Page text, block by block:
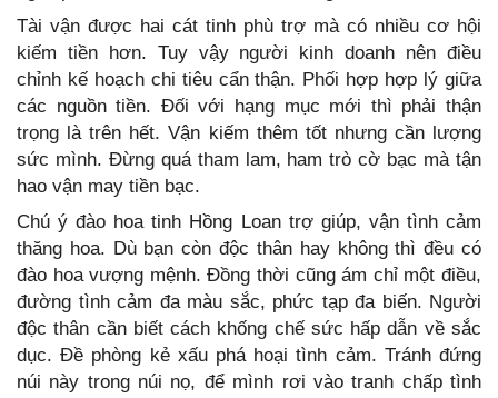
Tài vận được hai cát tinh phù trợ mà có nhiều cơ hội
kiếm tiền hơn. Tuy vậy người kinh doanh nên điều
chỉnh kế hoạch chi tiêu cẩn thận. Phối hợp hợp lý giữa
các nguồn tiền. Đối với hạng mục mới thì phải thận
trọng là trên hết. Vận kiếm thêm tốt nhưng cần lượng
sức mình. Đừng quá tham lam, ham trò cờ bạc mà tận
hao vận may tiền bạc.
Chú ý đào hoa tinh Hồng Loan trợ giúp, vận tình cảm
thăng hoa. Dù bạn còn độc thân hay không thì đều có
đào hoa vượng mệnh. Đồng thời cũng ám chỉ một điều,
đường tình cảm đa màu sắc, phức tạp đa biến. Người
độc thân cần biết cách khống chế sức hấp dẫn về sắc
dục. Đề phòng kẻ xấu phá hoại tình cảm. Tránh đứng
núi này trong núi nọ, để mình rơi vào tranh chấp tình